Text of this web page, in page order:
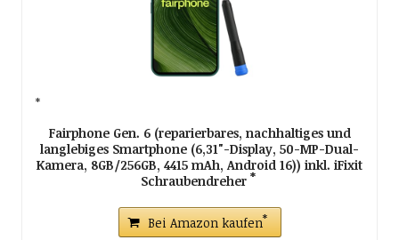
Fairphone Gen. 6 (reparierbares, nachhaltiges und
langlebiges Smartphone (6,31"-Display, 50-MP-Dual-
Kamera, 8GB/256GB, 4415 mAh, Android 16)) inkl. iFixit
Schraubendreher
Bei Amazon kaufen